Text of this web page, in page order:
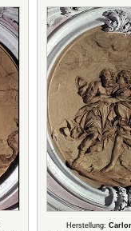
Herstellung: